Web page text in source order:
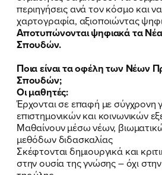
περιηγήσεις ανά τον κόσμο και
χαρτογραφία, αξιοποιώντας
Αποτυπώνονται ψηφιακά τα
Σπουδών.
Ποια είναι τα οφέλη των Νέων
Σπουδών;
Οι μαθητές:
Έρχονται σε επαφή με σύγχρονη
επιστημονικών και κοινωνικών
Μαθαίνουν μέσω νέων,
μεθόδων διδασκαλίας
Σκέφτονται δημιουργικά και
στην ουσία της γνώσης – όχι